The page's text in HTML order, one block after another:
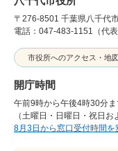
〒276-8501 千葉県八千代
電話：047-483-1151（代表
市役所へのアクセス・地図
開庁時間
午前9時から午後4時30分
（土曜日・日曜日・祝日
8月3日から窓口受付時間を